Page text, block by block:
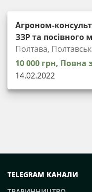
Агроном-
ЗЗР та посівного
Полтава,
10 000 грн, Повна
14.02.2022
TELEGRAM КАНАЛИ